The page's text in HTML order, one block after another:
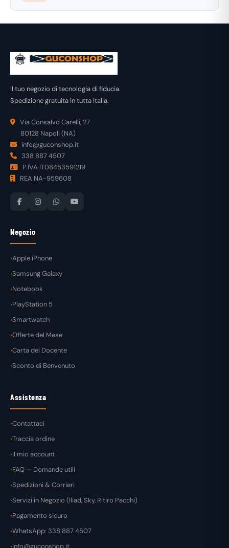
Il tuo negozio di tecnologia di fiducia.
Spedizione gratuita in tutta Italia.
Via Consalvo Carelli, 27
80128 Napoli (NA)
info@guconshop.it
338 887 4507
P.IVA IT08453591219
REA NA-959608
Negozio
Apple iPhone
Samsung Galaxy
Notebook
PlayStation 5
Smartwatch
Offerte del Mese
Carta del Docente
Sconto di Benvenuto
Assistenza
Contattaci
Traccia ordine
Il mio account
FAQ — Domande utili
Spedizioni & Corrieri
Servizi in Negozio (Iliad, Sky, Ritiro Pacchi)
Pagamento sicuro
WhatsApp: 338 887 4507
info@guconshop.it